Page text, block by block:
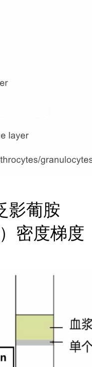
影葡胺
密度梯度